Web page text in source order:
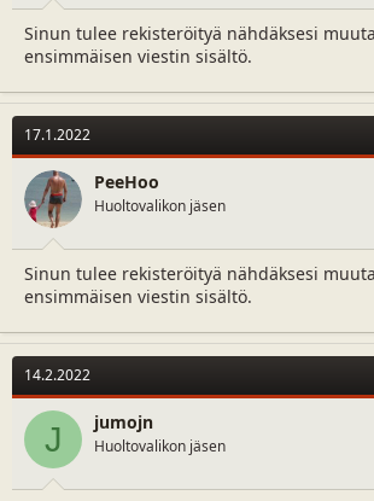
l
o
t
t
a
ä
ä
ä
Sinun tulee rekisteröityä nähdäksesi
ensimmäisen viestin sisältö.
17.1.2022
PeeHoo
Huoltovalikon jäsen
Sinun tulee rekisteröityä nähdäksesi
ensimmäisen viestin sisältö.
14.2.2022
J jumojn
Huoltovalikon jäsen